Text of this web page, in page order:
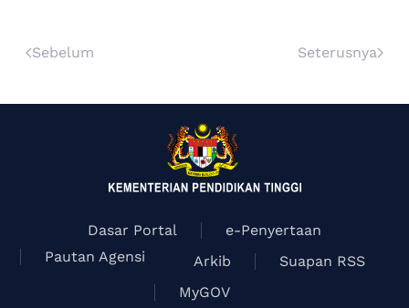
Sebelum Seterusnya
Dasar Portal
e-Penyertaan
Pautan Agensi
Arkib
Suapan RSS
MyGOV